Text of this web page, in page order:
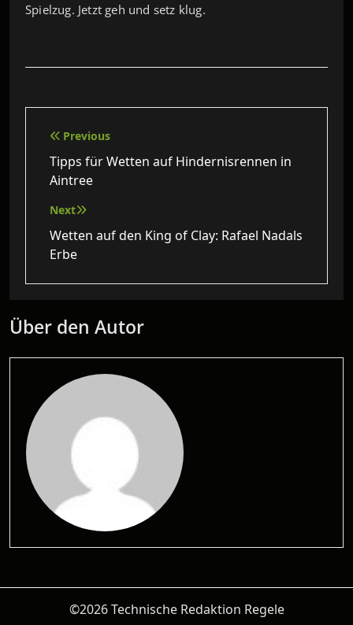
Spielzug. Jetzt geh und setz klug.
Beitragsnavigation
Previous
Tipps für Wetten auf Hindernisrennen in
Aintree
Next
Wetten auf den King of Clay: Rafael Nadals
Erbe
Über den Autor
©2026 Technische Redaktion Regele